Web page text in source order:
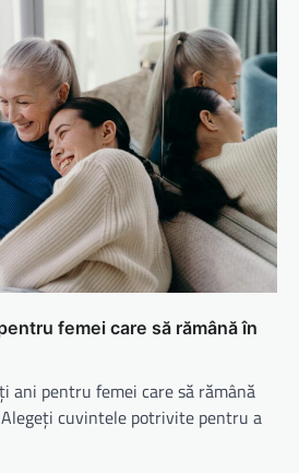
femei care să rămână în
ani pentru femei care să rămână
cuvintele potrivite pentru a